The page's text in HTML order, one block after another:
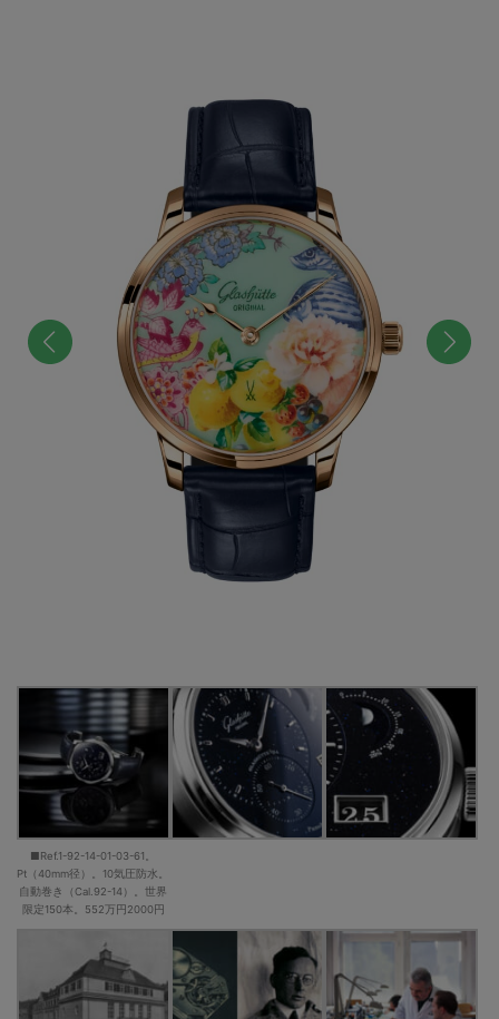
■Ref.1-92-14-01-03-61。
Pt（40mm径）。10気圧防水。
自動巻き（Cal.92-14）。世界
限定150本。552万円2000円